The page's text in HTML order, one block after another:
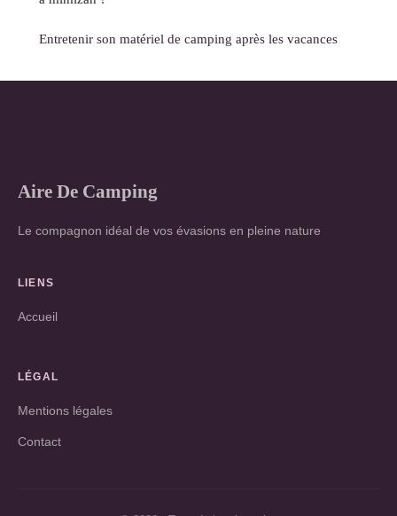
Entretenir son matériel de camping après les vacances
Aire De Camping
Le compagnon idéal de vos évasions en pleine nature
LIENS
Accueil
LÉGAL
Mentions légales
Contact